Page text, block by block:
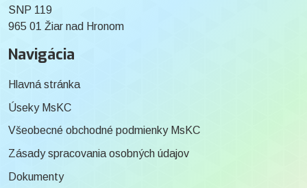
SNP 119
965 01 Žiar nad Hronom
Navigácia
Hlavná stránka
Úseky MsKC
Všeobecné obchodné podmienky MsKC
Zásady spracovania osobných údajov
Dokumenty